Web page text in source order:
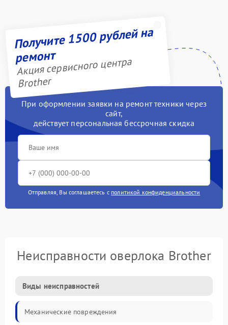
Получите 1500 рублей на
ремонт
Акция сервисного центра
Brother
При оформлении заявки на ремонт техники через
сайт,
действует персональная бессрочная скидка
Отправляя, Вы соглашаетесь с политикой конфиденциальности
Неисправности оверлока Brother
Виды неисправностей
Механические повреждения